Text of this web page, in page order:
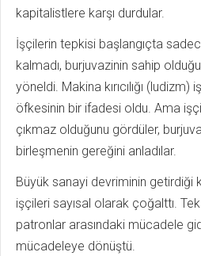
kapitalistlere karşı durdular.
İşçilerin tepkisi başlangıçta
kalmadı, burjuvazinin sahip
yöneldi. Makina kırıcılığı
öfkesinin bir ifadesi oldu. Ama
çıkmaz olduğunu gördüler,
birleşmenin gereğini anladılar.
Büyük sanayi devriminin getirdiği
işçileri sayısal olarak çoğalttı.
patronlar arasındaki mücadele
mücadeleye dönüştü.